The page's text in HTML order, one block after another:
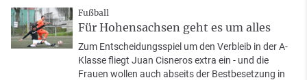
Fußball
Für Hohensachsen geht es um alles
Zum Entscheidungsspiel um den Verbleib in der A-
Klasse fliegt Juan Cisneros extra ein - und die
Frauen wollen auch abseits der Bestbesetzung in